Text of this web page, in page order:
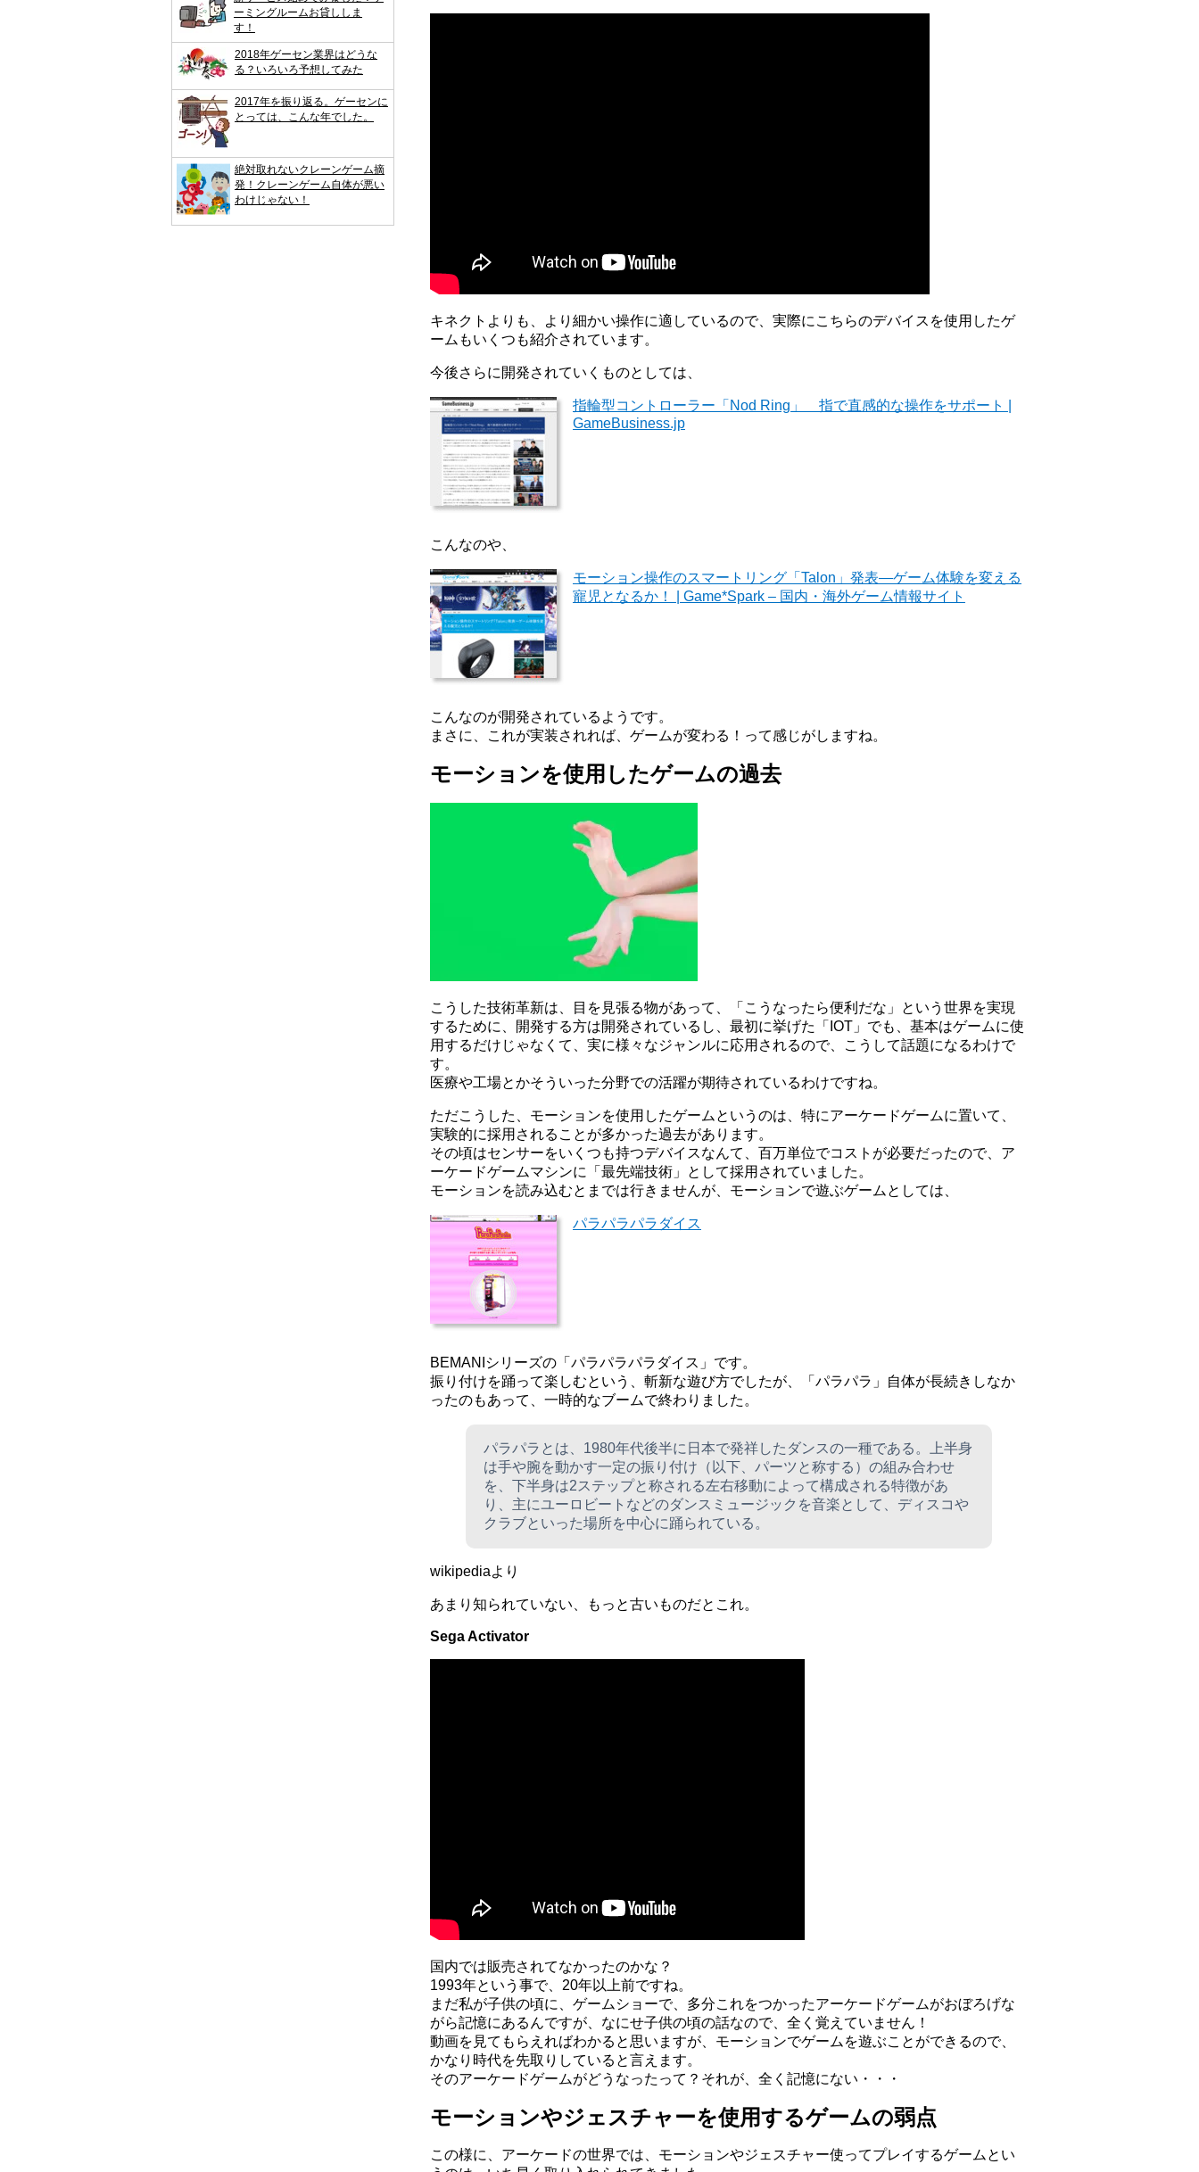
キネクトよりも、より細かい操作に適しているので、実際にこちらのデバイスを使用したゲ
ームもいくつも紹介されています。
今後さらに開発されていくものとしては、
指輪型コントローラー「Nod Ring」 指で直感的な操作をサポート |
GameBusiness.jp
こんなのや、
モーション操作のスマートリング「Talon」発表―ゲーム体験を変える
寵児となるか！ | Game*Spark – 国内・海外ゲーム情報サイト
こんなのが開発されているようです。
まさに、これが実装されれば、ゲームが変わる！って感じがしますね。
モーションを使用したゲームの過去
こうした技術革新は、目を見張る物があって、「こうなったら便利だな」という世界を実現
するために、開発する方は開発されているし、最初に挙げた「IOT」でも、基本はゲームに使
用するだけじゃなくて、実に様々なジャンルに応用されるので、こうして話題になるわけで
す。
医療や工場とかそういった分野での活躍が期待されているわけですね。
ただこうした、モーションを使用したゲームというのは、特にアーケードゲームに置いて、
実験的に採用されることが多かった過去があります。
その頃はセンサーをいくつも持つデバイスなんて、百万単位でコストが必要だったので、ア
ーケードゲームマシンに「最先端技術」として採用されていました。
モーションを読み込むとまでは行きませんが、モーションで遊ぶゲームとしては、
パラパラパラダイス
BEMANIシリーズの「パラパラパラダイス」です。
振り付けを踊って楽しむという、斬新な遊び方でしたが、「パラパラ」自体が長続きしなか
ったのもあって、一時的なブームで終わりました。
パラパラとは、1980年代後半に日本で発祥したダンスの一種である。上半身
は手や腕を動かす一定の振り付け（以下、パーツと称する）の組み合わせ
を、下半身は2ステップと称される左右移動によって構成される特徴があ
り、主にユーロビートなどのダンスミュージックを音楽として、ディスコや
クラブといった場所を中心に踊られている。
wikipediaより
あまり知られていない、もっと古いものだとこれ。
Sega Activator
国内では販売されてなかったのかな？
1993年という事で、20年以上前ですね。
まだ私が子供の頃に、ゲームショーで、多分これをつかったアーケードゲームがおぼろげな
がら記憶にあるんですが、なにせ子供の頃の話なので、全く覚えていません！
動画を見てもらえればわかると思いますが、モーションでゲームを遊ぶことができるので、
かなり時代を先取りしていると言えます。
そのアーケードゲームがどうなったって？それが、全く記憶にない・・・
モーションやジェスチャーを使用するゲームの弱点
この様に、アーケードの世界では、モーションやジェスチャー使ってプレイするゲームとい
ーミングルームお貸ししま
す！
2018年ゲーセン業界はどうな
る？いろいろ予想してみた
2017年を振り返る。ゲーセンに
とっては、こんな年でした。
絶対取れないクレーンゲーム摘
発！クレーンゲーム自体が悪い
わけじゃない！